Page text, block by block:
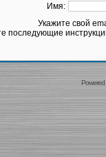
Имя:
Укажите свой
последующие